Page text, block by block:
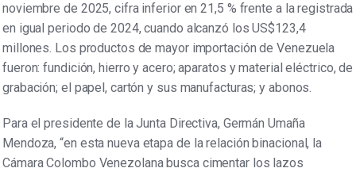
noviembre de 2025, cifra inferior en 21,5 % frente a la registrada
en igual periodo de 2024, cuando alcanzó los US$123,4
millones. Los productos de mayor importación de Venezuela
fueron: fundición, hierro y acero; aparatos y material eléctrico, de
grabación; el papel, cartón y sus manufacturas; y abonos.
Para el presidente de la Junta Directiva, Germán Umaña
Mendoza, “en esta nueva etapa de la relación binacional, la
Cámara Colombo Venezolana busca cimentar los lazos